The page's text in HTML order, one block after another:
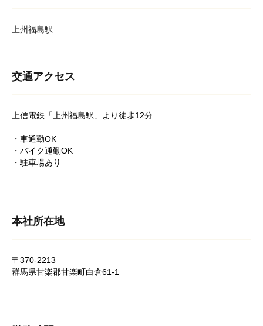
上州福島駅
交通アクセス
上信電鉄「上州福島駅」より徒歩12分
・車通勤OK
・バイク通勤OK
・駐車場あり
本社所在地
〒370-2213
群馬県甘楽郡甘楽町白倉61-1